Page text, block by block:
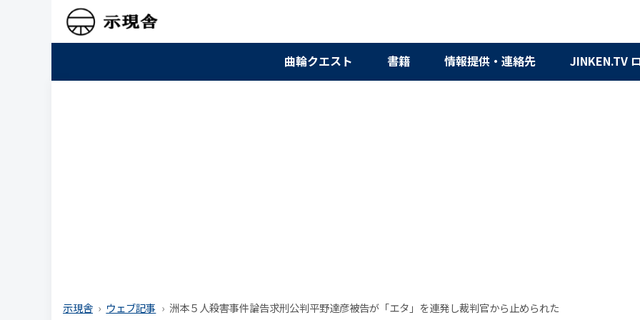
曲輪クエスト 書籍 情報提供・連絡先 JINKEN.TV
示現舎 ウェブ記事 洲本５人殺害事件論告求刑公判平野達彦被告が「エタ」を連発し裁判官から止められた